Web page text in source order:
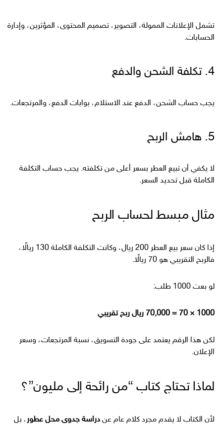
تشمل الإعلانات الممولة، التصوير، تصميم المحتوى، المؤثرين، وإدارة
الحسابات.
4. تكلفة الشحن والدفع
يجب حساب الشحن، الدفع عند الاستلام، بوابات الدفع، والمرتجعات.
5. هامش الربح
لا يكفي أن تبيع العطر بسعر أعلى من تكلفته. يجب حساب التكلفة
الكاملة قبل تحديد السعر.
مثال مبسط لحساب الربح
إذا كان سعر بيع العطر 200 ريال، وكانت التكلفة الكاملة 130 ريالًا،
فالربح التقريبي هو 70 ريالًا.
لو بعت 1000 طلب:
1000 × 70 = 70,000 ريال ربح تقريبي
لكن هذا الرقم يعتمد على جودة التسويق، نسبة المرتجعات، وسعر
الإعلان.
لماذا تحتاج كتاب “من رائحة إلى مليون”؟
لأن الكتاب لا يقدم مجرد كلام عام عن دراسة جدوى محل عطور ، بل